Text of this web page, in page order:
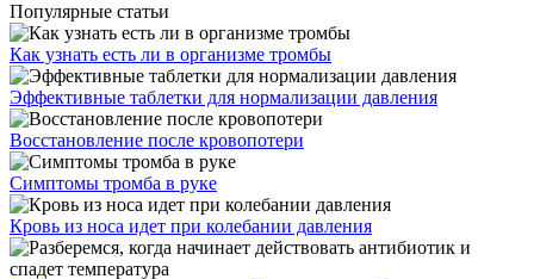
Популярные статьи
Как узнать есть ли в организме тромбы
Эффективные таблетки для нормализации давления
Восстановление после кровопотери
Симптомы тромба в руке
Кровь из носа идет при колебании давления